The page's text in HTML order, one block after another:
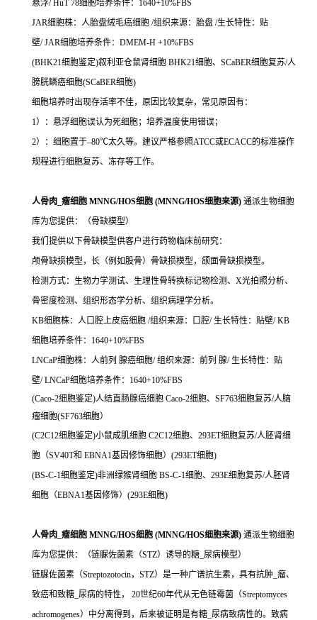
悬浮/ HuT 78细胞培养条件：1640+10%FBS
JAR细胞株：人胎盘绒毛癌细胞 /组织来源：胎盘 /生长特性：贴
壁/ JAR细胞培养条件：DMEM-H +10%FBS
(BHK21细胞鉴定)叙利亚仓鼠肾细胞 BHK21细胞、SCaBER细胞复苏/人
膀胱鳞癌细胞(SCaBER细胞)
细胞培养时出现存活率不佳，原因比较复杂，常见原因有：
1）：悬浮细胞误认为死细胞；培养温度使用错误；
2）：细胞置于–80℃太久等。建议严格参照ATCC或ECACC的标准操作
规程进行细胞复苏、冻存等工作。
人骨肉_瘤细胞 MNNG/HOS细胞 (MNNG/HOS细胞来源) 通派生物细胞
库为您提供：（骨缺模型）
我们提供以下骨缺模型供客户进行药物临床前研究：
颅骨缺损模型，长（例如股骨）骨缺损模型，颌面骨缺损模型。
检测方式：生物力学测试、生理性骨转换标记物检测、X光拍照分析、
骨密度检测、组织形态学分析、组织病理学分析。
KB细胞株：人口腔上皮癌细胞 /组织来源：口腔/ 生长特性：贴壁/ KB
细胞培养条件：1640+10%FBS
LNCaP细胞株：人前列 腺癌细胞/ 组织来源：前列 腺/ 生长特性：贴
壁/ LNCaP细胞培养条件：1640+10%FBS
(Caco-2细胞鉴定)人结直肠腺癌细胞 Caco-2细胞、SF763细胞复苏/人脑
瘤细胞(SF763细胞）
(C2C12细胞鉴定)小鼠成肌细胞 C2C12细胞、293ET细胞复苏/人胚肾细
胞（SV40T和 EBNA1基因修饰细胞）(293ET细胞)
(BS-C-1细胞鉴定)非洲绿猴肾细胞 BS-C-1细胞、293E细胞复苏/人胚肾
细胞（EBNA1基因修饰）(293E细胞)
人骨肉_瘤细胞 MNNG/HOS细胞 (MNNG/HOS细胞来源) 通派生物细胞
库为您提供：（链脲佐菌素（STZ）诱导的糖_尿病模型）
链脲佐菌素（Streptozotocin，STZ）是一种广谱抗生素，具有抗肿_瘤、
致癌和致糖_尿病的特性， 20世纪60年代从无色链霉菌（Streptomyces
achromogenes）中分离得到，后来被证明是有糖_尿病致病性的。致病